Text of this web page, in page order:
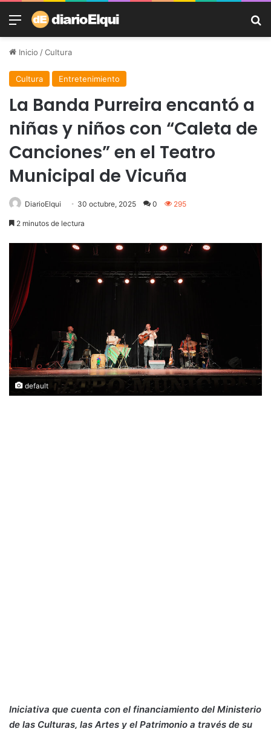
Menú
Inicio /Cultura
Cultura Entretenimiento
La Banda Purreira encantó a
niñas y niños con “Caleta de
Canciones” en el Teatro
Municipal de Vicuña
DiarioElqui 30 octubre, 2025 0 295
2 minutos de lectura
default
Iniciativa que cuenta con el financiamiento del Ministerio
de las Culturas, las Artes y el Patrimonio a través de su